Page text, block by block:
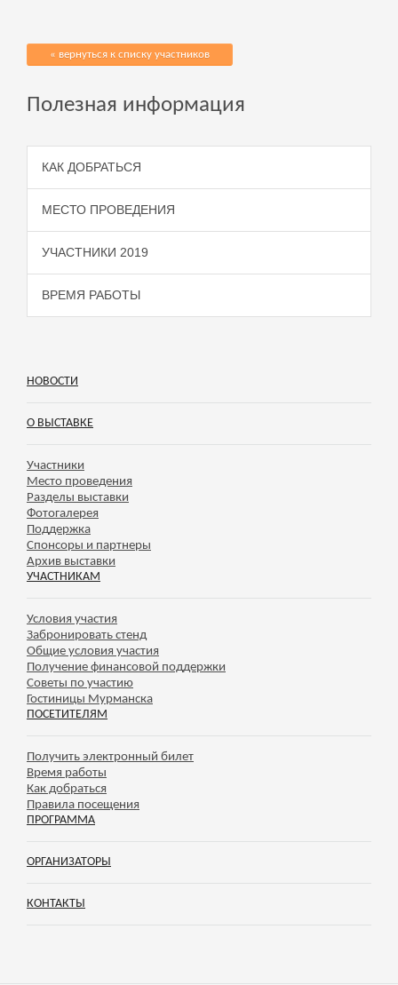
« вернуться к списку участников
Полезная информация
КАК ДОБРАТЬСЯ
МЕСТО ПРОВЕДЕНИЯ
УЧАСТНИКИ 2019
ВРЕМЯ РАБОТЫ
НОВОСТИ
О ВЫСТАВКЕ
Участники
Место проведения
Разделы выставки
Фотогалерея
Поддержка
Спонсоры и партнеры
Архив выставки
УЧАСТНИКАМ
Условия участия
Забронировать стенд
Общие условия участия
Получение финансовой поддержки
Советы по участию
Гостиницы Мурманска
ПОСЕТИТЕЛЯМ
Получить электронный билет
Время работы
Как добраться
Правила посещения
ПРОГРАММА
ОРГАНИЗАТОРЫ
КОНТАКТЫ